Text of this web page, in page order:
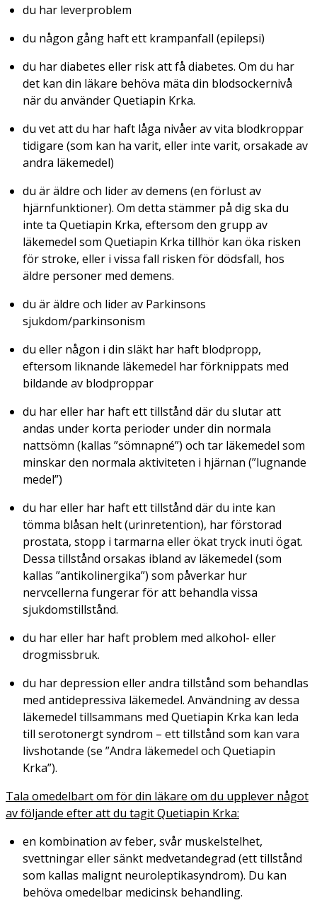
du har leverproblem
du någon gång haft ett krampanfall (epilepsi)
du har diabetes eller risk att få diabetes. Om du har
det kan din läkare behöva mäta din blodsockernivå
när du använder Quetiapin Krka.
du vet att du har haft låga nivåer av vita blodkroppar
tidigare (som kan ha varit, eller inte varit, orsakade av
andra läkemedel)
du är äldre och lider av demens (en förlust av
hjärnfunktioner). Om detta stämmer på dig ska du
inte ta Quetiapin Krka, eftersom den grupp av
läkemedel som Quetiapin Krka tillhör kan öka risken
för stroke, eller i vissa fall risken för dödsfall, hos
äldre personer med demens.
du är äldre och lider av Parkinsons
sjukdom/parkinsonism
du eller någon i din släkt har haft blodpropp,
eftersom liknande läkemedel har förknippats med
bildande av blodproppar
du har eller har haft ett tillstånd där du slutar att
andas under korta perioder under din normala
nattsömn (kallas ”sömnapné”) och tar läkemedel som
minskar den normala aktiviteten i hjärnan (”lugnande
medel”)
du har eller har haft ett tillstånd där du inte kan
tömma blåsan helt (urinretention), har förstorad
prostata, stopp i tarmarna eller ökat tryck inuti ögat.
Dessa tillstånd orsakas ibland av läkemedel (som
kallas ”antikolinergika”) som påverkar hur
nervcellerna fungerar för att behandla vissa
sjukdomstillstånd.
du har eller har haft problem med alkohol- eller
drogmissbruk.
du har depression eller andra tillstånd som behandlas
med antidepressiva läkemedel. Användning av dessa
läkemedel tillsammans med Quetiapin Krka kan leda
till serotonergt syndrom – ett tillstånd som kan vara
livshotande (se ”Andra läkemedel och Quetiapin
Krka”).
Tala omedelbart om för din läkare om du upplever något
av följande efter att du tagit Quetiapin Krka:
en kombination av feber, svår muskelstelhet,
svettningar eller sänkt medvetandegrad (ett tillstånd
som kallas malignt neuroleptikasyndrom). Du kan
behöva omedelbar medicinsk behandling.